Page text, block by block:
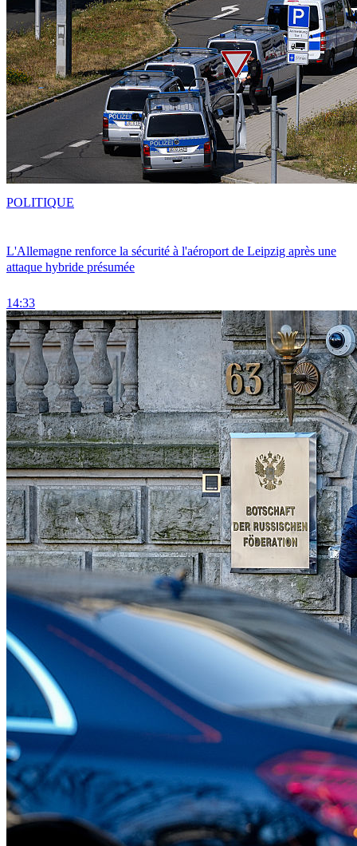
L'Allemagne renforce la sécurité à l'aéroport de Leipzig après une
attaque hybride présumée
14:33
POLITIQUE